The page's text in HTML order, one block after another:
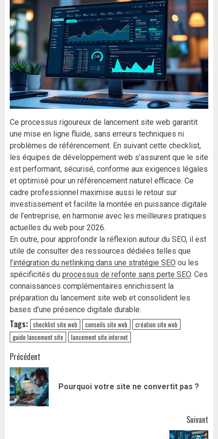
Ce processus rigoureux de lancement site web garantit
une mise en ligne fluide, sans erreurs techniques ni
problèmes de référencement. En suivant cette checklist,
les équipes de développement web s’assurent que le site
est performant, sécurisé, conforme aux exigences légales
et optimisé pour un référencement naturel efficace. Ce
cadre professionnel maximise aussi le retour sur
investissement et facilite la montée en puissance digitale
de l’entreprise, en harmonie avec les meilleures pratiques
actuelles du web pour 2026.
En outre, pour approfondir la réflexion autour du SEO, il est
utile de consulter des ressources dédiées telles que
l’intégration du netlinking dans une stratégie SEO ou les
spécificités du processus de refonte sans perte SEO. Ces
connaissances complémentaires enrichissent la
préparation du lancement site web et consolident les
bases d’une présence digitale durable.
Tags: checklist site web conseils site web
création site web
guide lancement site
lancement site internet
Navigation
d’article
Précédent
Pourquoi votre site ne convertit pas ?
Suivant